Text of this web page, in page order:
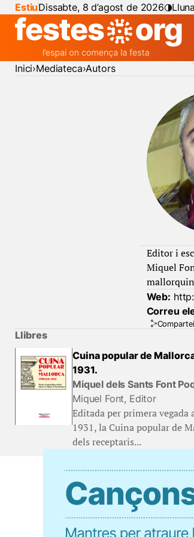
EstiuDissabte, 8 d’agost de 2026
Inici Mediateca Autors
Editor i
Miquel
Web:
Correu
Llibres
Cuina popular de
1931.
Miquel dels Sants Font
Miquel Font, Editor
Editada per primera vegada
1931, la Cuina popular de
dels receptaris...